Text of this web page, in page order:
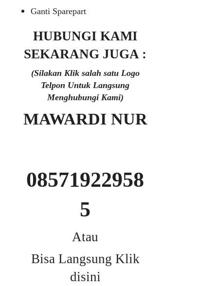
Ganti Sparepart
HUBUNGI KAMI
SEKARANG JUGA :
(Silakan Klik salah satu Logo
Telpon Untuk Langsung
Menghubungi Kami)
MAWARDI NUR
08571922958
5
Atau
Bisa Langsung Klik
disini